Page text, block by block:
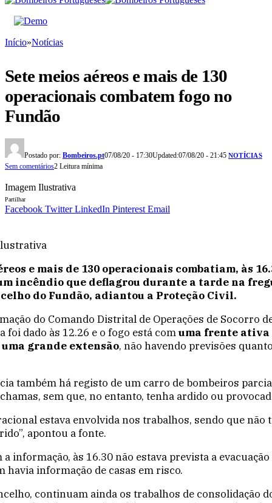
Início»Notícias
Sete meios aéreos e mais de 130
operacionais combatem fogo no
Fundão
Postado por: Bombeiros.pt07/08/20 - 17:30Updated:07/08/20 - 21:45 NOTÍCIAS
Sem comentários2 Leitura mínima
Imagem Ilustrativa
Partilhar
Facebook Twitter LinkedIn Pinterest Email
e mais de 130 operacionais combatiam, às
incêndio que deflagrou durante a tarde na
do Fundão, adiantou a Proteção Civil.
do Comando Distrital de Operações de Socorro
foi dado às 12.26 e o fogo está comuma frente ativa
grande extensão, não havendo previsões
também há registo de um carro de bombeiros
sem que, no entanto, tenha ardido ou
estava envolvida nos trabalhos, sendo que não
apontou a fonte.
a informação, às 16.30 não estava prevista a
havia informação de casas em risco.
continuam ainda os trabalhos de consolidação